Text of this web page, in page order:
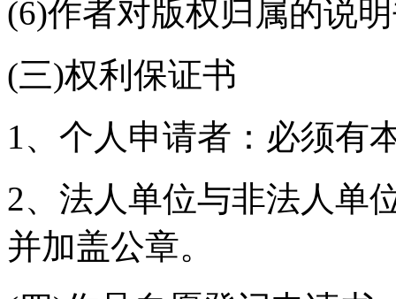
(6)作者对版权归属的说
(三)权利保证书
1、个人申请者：必须有
2、法人单位与非法人单
并加盖公章。